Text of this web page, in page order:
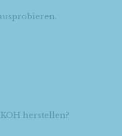
herstellen?